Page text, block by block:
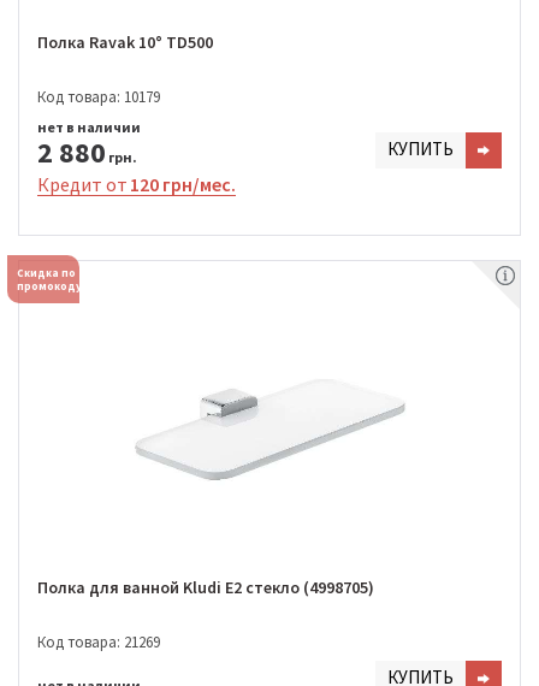
Полка Ravak 10° TD500
Код товара: 10179
2 880 грн.
нет в наличии
КУПИТЬ
Кредит от 120 грн/мес.
Скидка по
промокоду
Полка для ванной Kludi E2 стекло (4998705)
Код товара: 21269
КУПИТЬ